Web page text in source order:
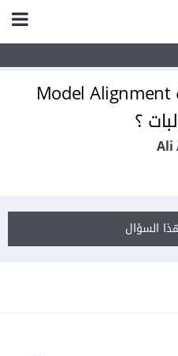
هي اي مكتبة Model Alignment
؟
السؤال